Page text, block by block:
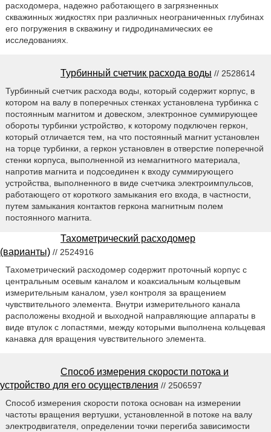
расходомера, надежно работающего в загрязненных
скважинных жидкостях при различных неограниченных глубинах
его погружения в скважину и гидродинамических ее
исследованиях.
Турбинный счетчик расхода воды // 2528614
Турбинный счетчик расхода воды, который содержит корпус, в
котором на валу в поперечных стенках установлена турбинка с
постоянным магнитом и довеском, электронное суммирующее
обороты турбинки устройство, к которому подключен геркон,
который отличается тем, на что постоянный магнит установлен
на торце турбинки, а геркон установлен в отверстие поперечной
стенки корпуса, выполненной из немагнитного материала,
напротив магнита и подсоединен к входу суммирующего
устройства, выполненного в виде счетчика электроимпульсов,
работающего от короткого замыкания его входа, в частности,
путем замыкания контактов геркона магнитным полем
постоянного магнита.
Тахометрический расходомер
(варианты) // 2524916
Тахометрический расходомер содержит проточный корпус с
центральным осевым каналом и коаксиальным кольцевым
измерительным каналом, узел контроля за вращением
чувствительного элемента. Внутри измерительного канала
расположены входной и выходной направляющие аппараты в
виде втулок с лопастями, между которыми выполнена кольцевая
канавка для вращения чувствительного элемента.
Способ измерения скорости потока и
устройство для его осуществления // 2506597
Способ измерения скорости потока основан на измерении
частоты вращения вертушки, установленной в потоке на валу
электродвигателя, определении точки перегиба зависимости